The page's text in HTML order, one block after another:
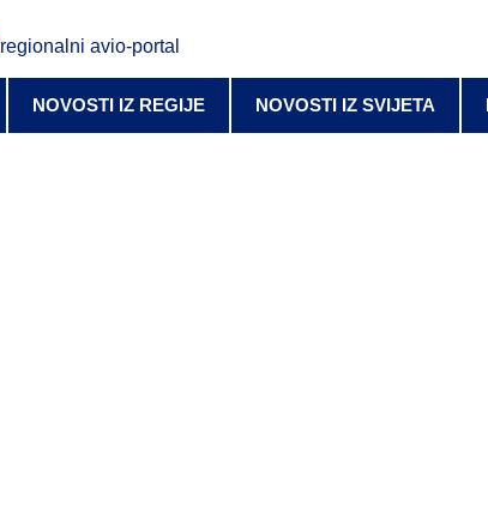
regionalni avio-portal
NOVOSTI IZ REGIJE NOVOSTI IZ SVIJETA